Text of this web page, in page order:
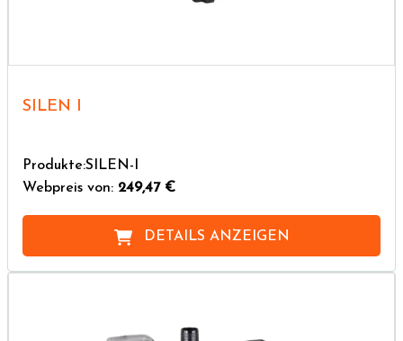
SILEN I
Produkte:SILEN-I
Webpreis von: 249,47 €
DETAILS ANZEIGEN